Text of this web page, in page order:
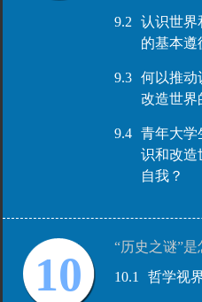
9.2
认识世界
的基本遵
9.3
何以推动
改造世界
9.4
青年大学
识和改造
自我？
10
“历史之谜”是
10.1
哲学视